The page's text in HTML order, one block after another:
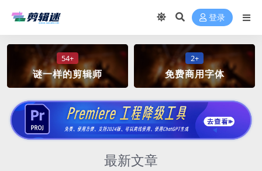
登录
54+
谜一样的剪辑师
2+
免费商用字体
最新文章